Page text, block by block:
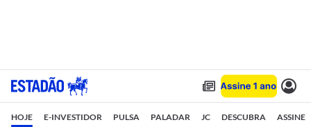
HOJE E-INVESTIDOR PULSA PALADAR JC DESCUBRA ASSINE